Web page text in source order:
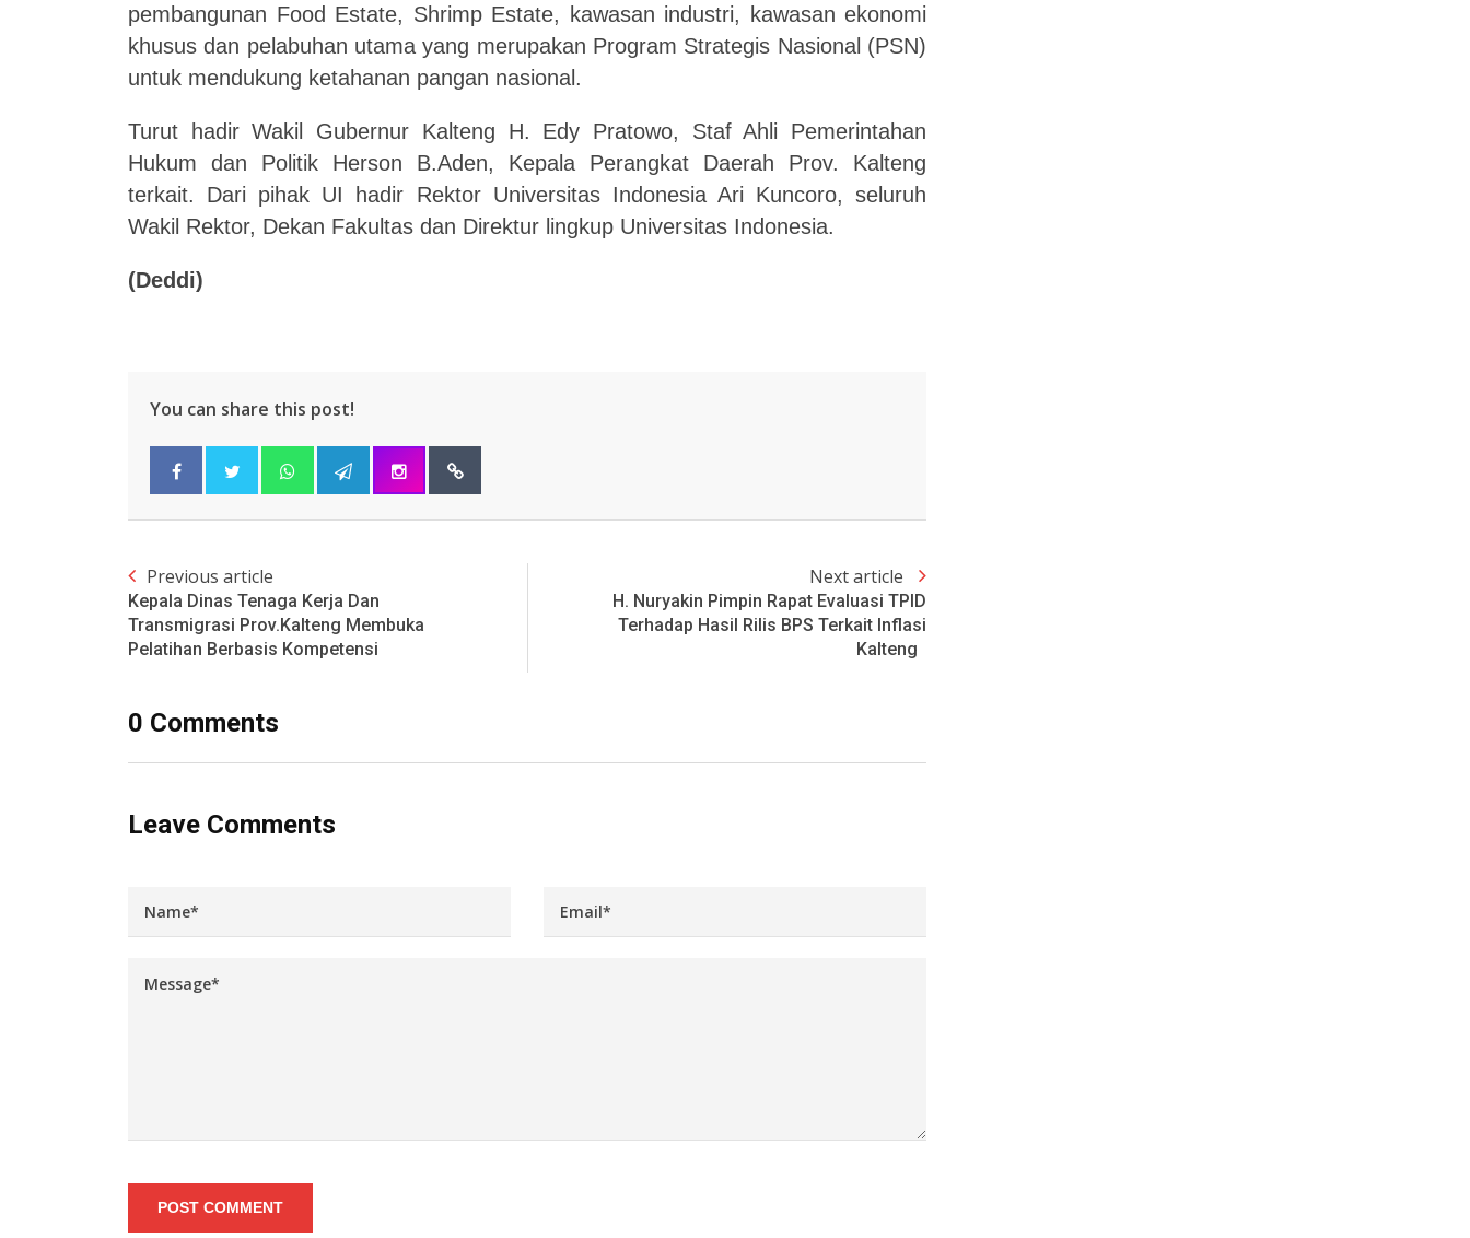
pembangunan Food Estate, Shrimp Estate, kawasan industri, kawasan ekonomi
khusus dan pelabuhan utama yang merupakan Program Strategis Nasional (PSN)
untuk mendukung ketahanan pangan nasional.
Turut hadir Wakil Gubernur Kalteng H. Edy Pratowo, Staf Ahli Pemerintahan
Hukum dan Politik Herson B.Aden, Kepala Perangkat Daerah Prov. Kalteng
terkait. Dari pihak UI hadir Rektor Universitas Indonesia Ari Kuncoro, seluruh
Wakil Rektor, Dekan Fakultas dan Direktur lingkup Universitas Indonesia.
(Deddi)
You can share this post!
Previous article
Kepala Dinas Tenaga Kerja Dan
Transmigrasi Prov.Kalteng Membuka
Pelatihan Berbasis Kompetensi
Next article
H. Nuryakin Pimpin Rapat Evaluasi TPID
Terhadap Hasil Rilis BPS Terkait Inflasi
Kalteng
0 Comments
Leave Comments
POST COMMENT